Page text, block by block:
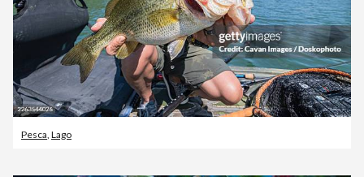
Pesca Lago